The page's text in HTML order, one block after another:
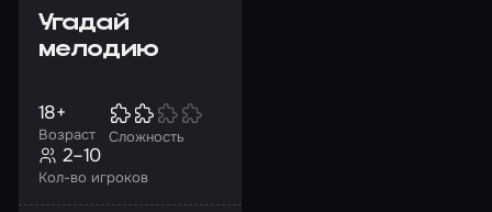
Угадай
мелодию
Возраст
18+
Сложность
Кол-во игроков
2–10